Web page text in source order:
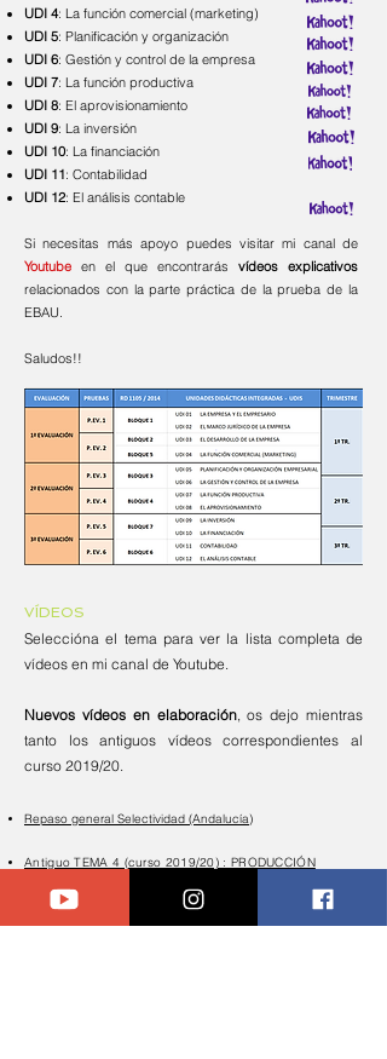
UDI 4: La función comercial (marketing)
UDI 5: Planificación y organización
UDI 6: Gestión y control de la empresa
UDI 7: La función productiva
UDI 8: El aprovisionamiento
UDI 9: La inversión
UDI 10: La financiación
UDI 11: Contabilidad
UDI 12: El análisis contable
Si necesitas más apoyo puedes visitar mi canal de
Youtube en el que encontrarás vídeos explicativos
relacionados con la parte práctica de la prueba de la
EBAU.
Saludos!!​
VÍDEOS
Seleccióna el tema para ver la lista completa de
vídeos en mi canal de Youtube.
Nuevos vídeos en elaboración, os dejo mientras
tanto los antiguos vídeos correspondientes al
curso 2019/20.
Repaso general Selectividad (Andalucía)
Antiguo TEMA 4 (curso 2019/20) : PRODUCCIÓN
Antiguo TEMA 6 (curso 2019/20): INVERSIÓN